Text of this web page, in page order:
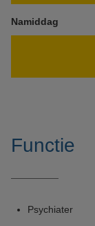
Namiddag
Functie
Psychiater